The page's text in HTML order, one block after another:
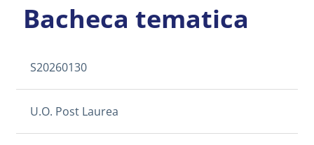
Bacheca tematica
S20260130
U.O. Post Laurea